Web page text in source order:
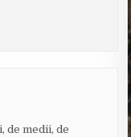
de medii, de